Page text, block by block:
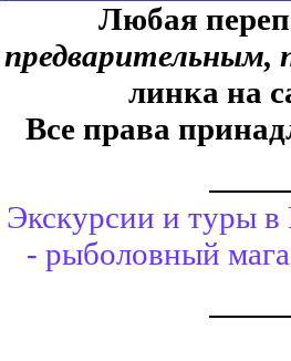
Любая
предварительным,
линка на
Все права
Экскурсии и туры в
- рыболовный